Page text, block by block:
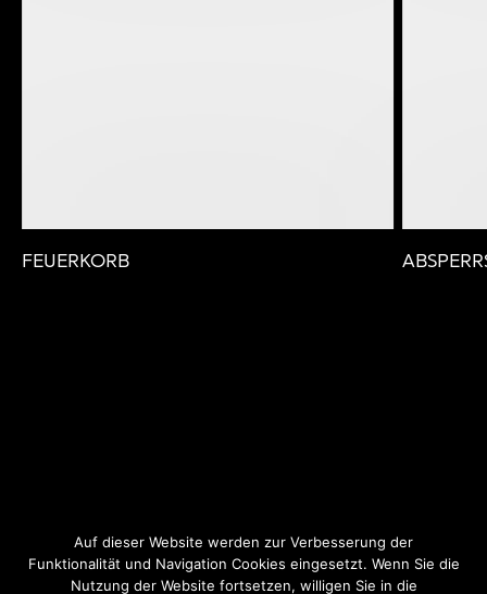
FEUERKORB
Auf dieser Website werden zur Verbesserung der
Funktionalität und Navigation Cookies eingesetzt. Wenn Sie die
Nutzung der Website fortsetzen, willigen Sie in die